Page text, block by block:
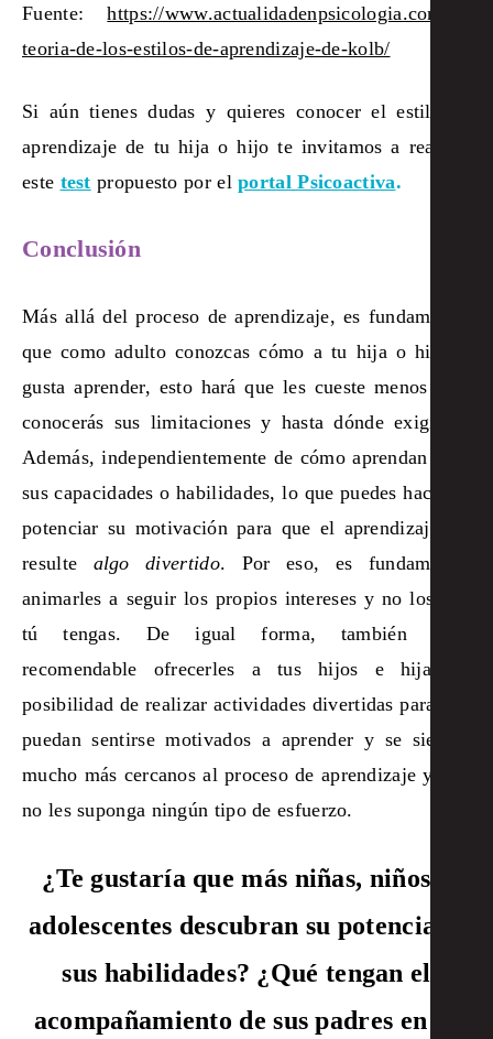
Fuente:https://www.actualidadenpsicologia.com/la-
teoria-de-los-estilos-de-aprendizaje-de-kolb/
Si aún tienes dudas y quieres conocer el estilo de
aprendizaje de tu hija o hijo te invitamos a realizar
este test propuesto por elportal Psicoactiva.
Conclusión
Más allá del proceso de aprendizaje, es fundamental
que como adulto conozcas cómo a tu hija o hijo le
gusta aprender, esto hará que les cueste menos y tú
conocerás sus limitaciones y hasta dónde exigirles.
Además, independientemente de cómo aprendan o de
sus capacidades o habilidades, lo que puedes hacer es
potenciar su motivación para que el aprendizaje les
resulte algo divertido. Por eso, es fundamental
animarles a seguir los propios intereses y no los que
tú tengas. De igual forma, también sería
recomendable ofrecerles a tus hijos e hijas la
posibilidad de realizar actividades divertidas para que
puedan sentirse motivados a aprender y se sientan
mucho más cercanos al proceso de aprendizaje y ello
no les suponga ningún tipo de esfuerzo.
¿Te gustaría que más niñas, niños y
adolescentes descubran su potencial y
sus habilidades? ¿Qué tengan el
acompañamiento de sus padres en su